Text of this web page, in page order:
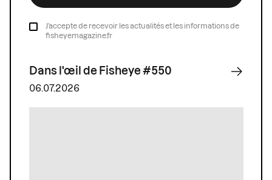
J’accepte de recevoir les actualités et les informations de
fisheyemagazine.fr
Dans l'œil de Fisheye #550
06.07.2026